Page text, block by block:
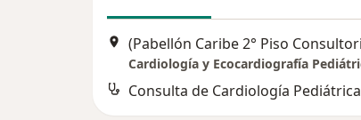
Consulta de Cardiología Pediátrica